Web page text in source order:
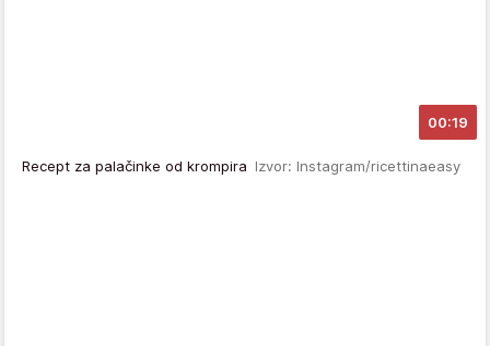
00:19
Recept za palačinke od krompira Izvor: Instagram/ricettinaeasy